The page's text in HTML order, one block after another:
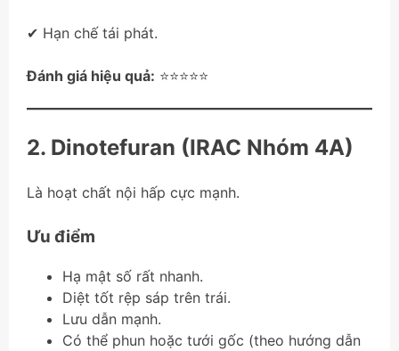
✔ Hạn chế tái phát.
Đánh giá hiệu quả: ⭐⭐⭐⭐⭐
2. Dinotefuran (IRAC Nhóm 4A)
Là hoạt chất nội hấp cực mạnh.
Ưu điểm
Hạ mật số rất nhanh.
Diệt tốt rệp sáp trên trái.
Lưu dẫn mạnh.
Có thể phun hoặc tưới gốc (theo hướng dẫn